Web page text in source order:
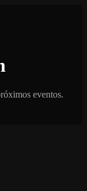
eventos.